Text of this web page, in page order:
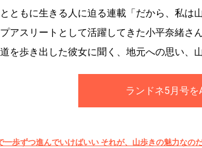
ともに生きる人に迫る連載「だから、私
アスリートとして活躍してきた小平奈緒
を歩き出した彼女に聞く、地元への思い、
ランドネ5月号を
一歩ずつ進んでいけばいい それが、山歩きの魅力なの